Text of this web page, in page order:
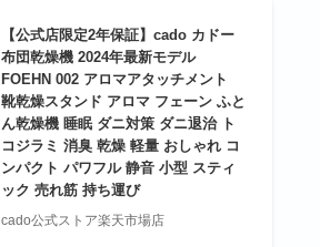
【公式店限定2年保証】cado カドー
布団乾燥機 2024年最新モデル
FOEHN 002 アロマアタッチメント
靴乾燥スタンド アロマ フェーン ふと
ん乾燥機 睡眠 ダニ対策 ダニ退治 ト
コジラミ 消臭 乾燥 軽量 おしゃれ コ
ンパクト パワフル 静音 小型 スティ
ック 売れ筋 持ち運び
cado公式ストア楽天市場店